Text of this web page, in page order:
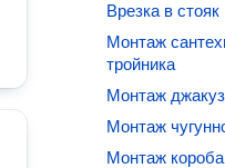
Врезка в стояк
Монтаж
тройника
Монтаж
Монтаж
Монтаж